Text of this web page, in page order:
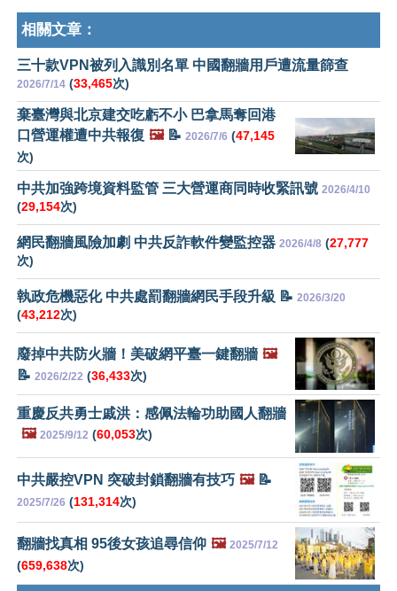
相關文章：
三十款VPN被列入識別名單 中國翻牆用戶遭流量篩查
2026/7/14 (33,465次)
棄臺灣與北京建交吃虧不小 巴拿馬奪回港
口營運權遭中共報復 🖼️📝 2026/7/6 (47,145
次)
中共加強跨境資料監管 三大營運商同時收緊訊號 2026/4/10
(29,154次)
網民翻牆風險加劇 中共反詐軟件變監控器 2026/4/8 (27,777
次)
執政危機惡化 中共處罰翻牆網民手段升級 📝 2026/3/20
(43,212次)
廢掉中共防火牆！美破網平臺一鍵翻牆 🖼️
📝 2026/2/22 (36,433次)
重慶反共勇士戚洪：感佩法輪功助國人翻牆
🖼️ 2025/9/12 (60,053次)
中共嚴控VPN 突破封鎖翻牆有技巧 🖼️📝
2025/7/26 (131,314次)
翻牆找真相 95後女孩追尋信仰 🖼️ 2025/7/12
(659,638次)